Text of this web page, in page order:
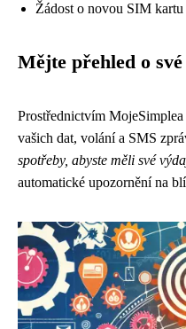
Žádost o novou SIM
Mějte přehled o
Prostřednictvím
vašich dat, volání a SMS
spotřeby, abyste měli své
automatické upozornění na